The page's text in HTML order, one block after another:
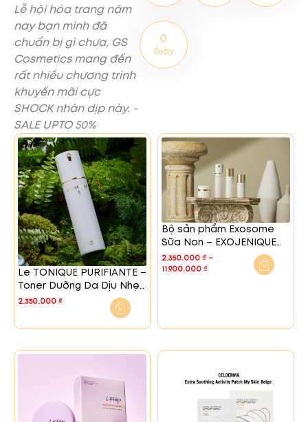
Lễ hội hóa trang năm
nay bạn mình đã
chuẩn bị gì chưa, GS
Cosmetics mang đến
rất nhiều chương trình
khuyến mãi cực
SHOCK nhân dịp này. -
SALE UPTO 50%
0
Giây
Le TONIQUE PURIFIANTE –
Toner Dưỡng Da Dịu Nhẹ
Với Exosome Sữa Non
2.350.000₫
Bộ sản phẩm Exosome
Sữa Non – EXOJENIQUE
WELL- AGING
COLOSTRUM EXOSOME
2.350.000₫ –
11.900.000₫